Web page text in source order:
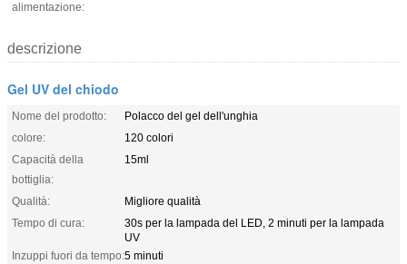
alimentazione:
descrizione
Gel UV del chiodo
Nome del prodotto:
Polacco del gel dell'unghia
colore:
120 colori
Capacità della
bottiglia:
15ml
Qualità:
Migliore qualità
Tempo di cura:
30s per la lampada del LED, 2 minuti per la lampada
UV
Inzuppi fuori da tempo:5 minuti